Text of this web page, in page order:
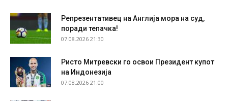
Репрезентативец на Англија мора на суд,
поради тепачка!
07.08.2026 21:30
Ристо Митревски го освои Президент купот
на Индонезија
07.08.2026 21:00